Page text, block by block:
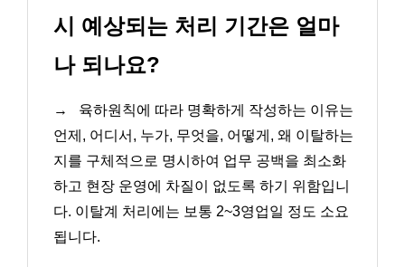
시 예상되는 처리 기간은 얼마
나 되나요?
→
육하원칙에 따라 명확하게 작성하는 이유는
언제, 어디서, 누가, 무엇을, 어떻게, 왜 이탈하는
지를 구체적으로 명시하여 업무 공백을 최소화
하고 현장 운영에 차질이 없도록 하기 위함입니
다. 이탈계 처리에는 보통 2~3영업일 정도 소요
됩니다.